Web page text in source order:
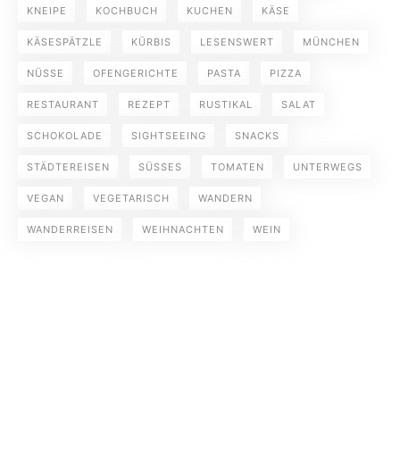
KNEIPE KOCHBUCH KUCHEN KÄSE
KÄSESPÄTZLE KÜRBIS LESENSWERT MÜNCHEN
NÜSSE OFENGERICHTE PASTA PIZZA
RESTAURANT REZEPT RUSTIKAL SALAT
SCHOKOLADE SIGHTSEEING SNACKS
STÄDTEREISEN SÜSSES TOMATEN UNTERWEGS
VEGAN VEGETARISCH WANDERN
WANDERREISEN WEIHNACHTEN WEIN